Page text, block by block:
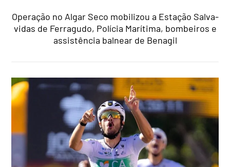
Operação no Algar Seco mobilizou a Estação Salva-
vidas de Ferragudo, Polícia Marítima, bombeiros e
assistência balnear de Benagil